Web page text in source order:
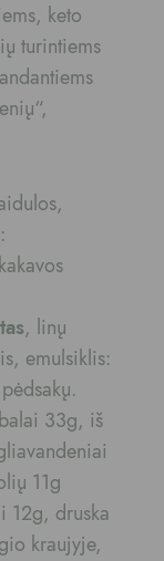
keto
turintiems
, linų
emulsiklis:
pėdsakų.
33g, iš
11g
12g, druska
kraujyje,